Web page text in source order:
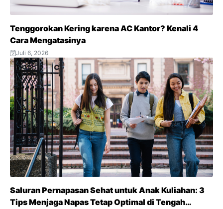
Tenggorokan Kering karena AC Kantor? Kenali 4
Cara Mengatasinya
Juli 6, 2026
Saluran Pernapasan Sehat untuk Anak Kuliahan: 3
Tips Menjaga Napas Tetap Optimal di Tengah